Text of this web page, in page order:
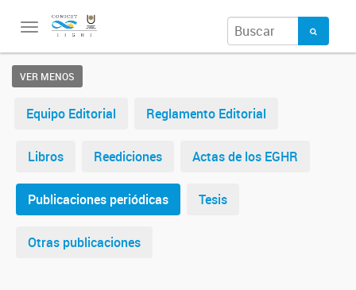
Toggle
VER MENOS
Equipo Editorial Reglamento Editorial
Libros Reediciones Actas de los EGHR
Publicaciones periódicas Tesis
Otras publicaciones